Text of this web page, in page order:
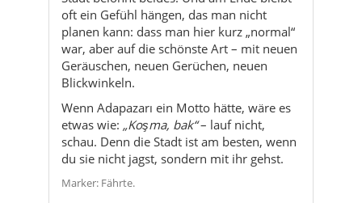
oft ein Gefühl hängen, das man nicht
planen kann: dass man hier kurz „normal“
war, aber auf die schönste Art – mit neuen
Geräuschen, neuen Gerüchen, neuen
Blickwinkeln.
Wenn Adapazarı ein Motto hätte, wäre es
etwas wie: „Koşma, bak“– lauf nicht,
schau. Denn die Stadt ist am besten, wenn
du sie nicht jagst, sondern mit ihr gehst.
Marker: Fährte.